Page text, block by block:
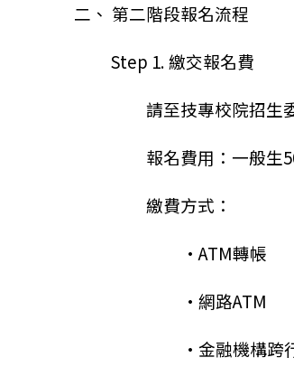
二、 第二階段報名流程
Step 1. 繳交報名費
請至技專校院招生
報名費用：一般生
繳費方式：
•ATM轉帳
•網路ATM
•金融機構跨